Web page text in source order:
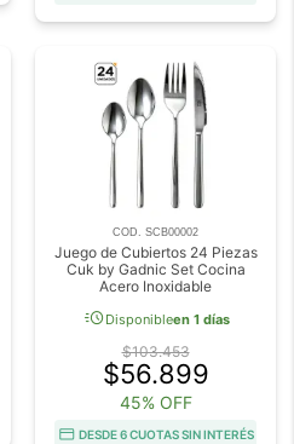
COD. SCB00002
Juego de Cubiertos 24 Piezas
Cuk by Gadnic Set Cocina
Acero Inoxidable
acuteDisponibleen 1 días
$103.453
$56.899
45% OFF
DESDE 6 CUOTAS SIN INTERÉS